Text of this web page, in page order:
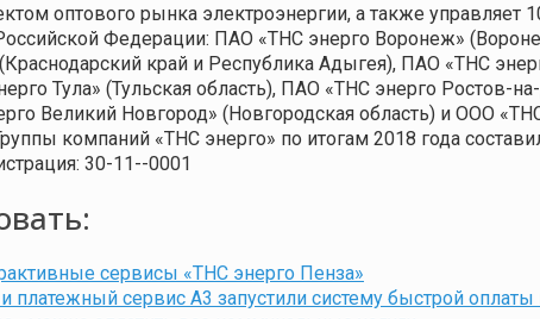
оптового рынка электроэнергии, а также
Федерации: ПАО «ТНС энерго Воронеж»
край и Республика Адыгея), ПАО «ТНС
Тула» (Тульская область), ПАО «ТНС энерго Ростов-
Великий Новгород» (Новгородская область) и ООО
компаний «ТНС энерго» по итогам 2018 года
30-11--0001
сервисы «ТНС энерго Пенза»
платежный сервис А3 запустили систему быстрой